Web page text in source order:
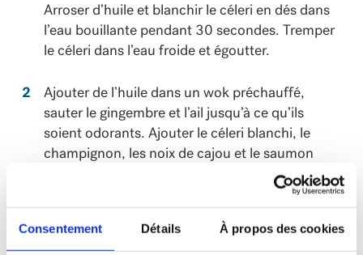
Consentement Détails À propos des cookies
Arroser d’huile et blanchir le céleri en dés dans
l’eau bouillante pendant 30 secondes. Tremper
le céleri dans l’eau froide et égoutter.
Ajouter de l’huile dans un wok préchauffé,
sauter le gingembre et l’ail jusqu’à ce qu’ils
soient odorants. Ajouter le céleri blanchi, le
champignon, les noix de cajou et le saumon
(avec le liquide). Faire sauter jusqu’à ce que le
Garnir avec tomate et ajouter une pincée de sel